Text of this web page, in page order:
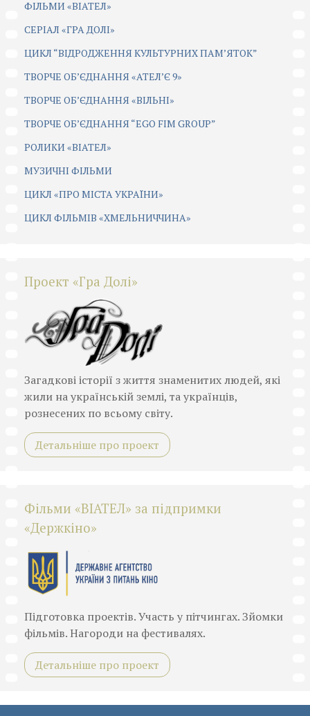
ФІЛЬМИ «ВІАТЕЛ»
СЕРІАЛ «ГРА ДОЛІ»
ЦИКЛ “ВІДРОДЖЕННЯ КУЛЬТУРНИХ ПАМ’ЯТОК”
ТВОРЧЕ ОБ’ЄДНАННЯ «АТЕЛ’Є 9»
ТВОРЧЕ ОБ’ЄДНАННЯ «ВІЛЬНІ»
ТВОРЧЕ ОБ’ЄДНАННЯ “EGO FIM GROUP”
РОЛИКИ «ВІАТЕЛ»
МУЗИЧНІ ФІЛЬМИ
ЦИКЛ «ПРО МІСТА УКРАЇНИ»
ЦИКЛ ФІЛЬМІВ «ХМЕЛЬНИЧЧИНА»
Проект «Гра Долі»
Загадкові історії з життя знаменитих людей, які
жили на українській землі, та українців,
рознесених по всьому світу.
Детальніше про проект
Фільми «ВІАТЕЛ» за підпримки
«Держкіно»
Підготовка проектів. Участь у пітчингах. Зйомки
фільмів. Нагороди на фестивалях.
Детальніше про проект